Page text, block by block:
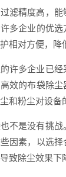
滤精度高，
多企业的优
相对方便，降
许多企业已
效的布袋除
和粉尘对设备
不是没有挑
因素，以选
致除尘效果下